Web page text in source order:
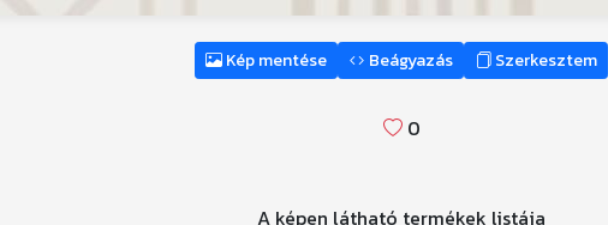
Kép mentése Beágyazás Szerkesztem
0
A képen látható termékek listája